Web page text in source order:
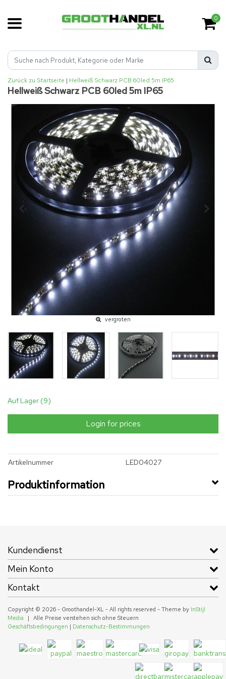
0
Zurück zu Startseite | Hellweiß Schwarz PCB 60led 5m IP65
Hellweiß Schwarz PCB 60led 5m IP65
vergroten
Auf Lager (9)
Login for prices
Artikelnummer LED04027
Produktinformation
Kundendienst
Mein Konto
Kontakt
Copyright © 2026 - Groothandel-XL - All rights reserved - Theme by InStijl
Media
|
Alle Preise verstehen sich ohne Steuern
Geschäftsbedingungen | Datenschutz-Bestimmungen